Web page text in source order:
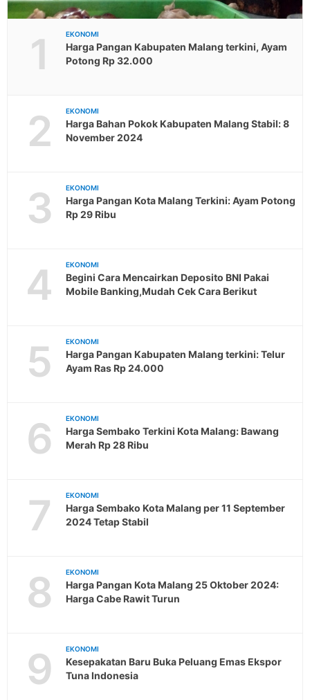
1 EKONOMI
Harga Pangan Kabupaten Malang terkini, Ayam
Potong Rp 32.000
2 EKONOMI
Harga Bahan Pokok Kabupaten Malang Stabil: 8
November 2024
3 EKONOMI
Harga Pangan Kota Malang Terkini: Ayam Potong
Rp 29 Ribu
4 EKONOMI
Begini Cara Mencairkan Deposito BNI Pakai
Mobile Banking,Mudah Cek Cara Berikut
5 EKONOMI
Harga Pangan Kabupaten Malang terkini: Telur
Ayam Ras Rp 24.000
6 EKONOMI
Harga Sembako Terkini Kota Malang: Bawang
Merah Rp 28 Ribu
7 EKONOMI
Harga Sembako Kota Malang per 11 September
2024 Tetap Stabil
8 EKONOMI
Harga Pangan Kota Malang 25 Oktober 2024:
Harga Cabe Rawit Turun
9 EKONOMI
Kesepakatan Baru Buka Peluang Emas Ekspor
Tuna Indonesia